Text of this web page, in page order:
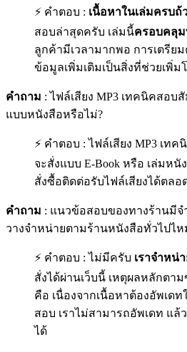
⚡ คำตอบ : เนื้อหาในเล่มครบถ้
สอบล่าสุดครับ เล่มนี้ครอบคลุ
ลูกค้ามีเวลามากพอ การเตรีย
ข้อมูลเพิ่มเติมเป็นสิ่งที่ช่วยเพิ่
คำถาม : ไฟล์เสียง MP3 เทคนิคสอ
แบบหนังสือหรือไม่?
⚡ คำตอบ : ไฟล์เสียง MP3 เ
จะสั่งแบบ E-Book หรือ เล่มห
สั่งซื้อติดต่อรับไฟล์เสียงได้ตลอ
คำถาม : แนวข้อสอบของทางร้านมี
วางจำหน่ายตามร้านหนังสือทั่วไปไห
⚡ คำตอบ : ไม่มีครับ เราจำหน่
สั่งได้ผ่านเว็บนี้ เหตุผลหลักตา
คือ เนื่องจากเนื้อหาต้องอัพเด
สอบ เราไม่สามารถอัพเดท แ
ได้